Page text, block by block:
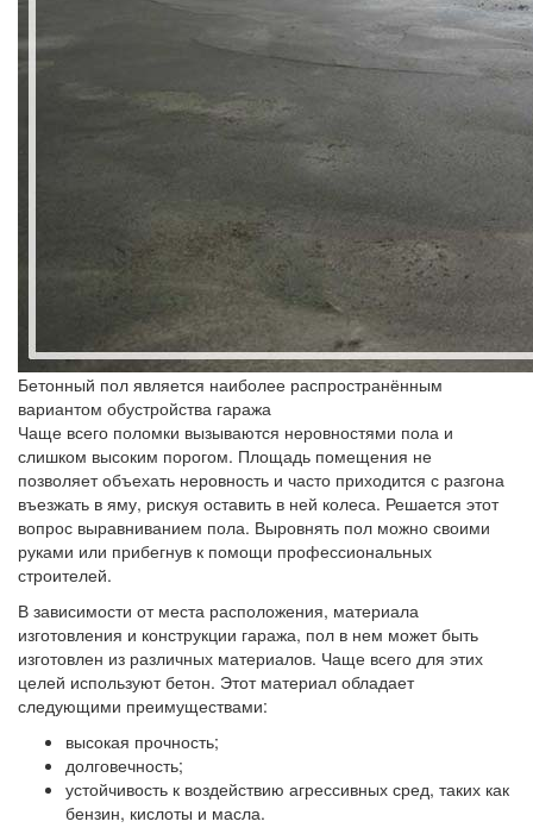
Бетонный пол является наиболее распространённым
вариантом обустройства гаража
Чаще всего поломки вызываются неровностями пола и
слишком высоким порогом. Площадь помещения не
позволяет объехать неровность и часто приходится с разгона
въезжать в яму, рискуя оставить в ней колеса. Решается этот
вопрос выравниванием пола. Выровнять пол можно своими
руками или прибегнув к помощи профессиональных
строителей.
В зависимости от места расположения, материала
изготовления и конструкции гаража, пол в нем может быть
изготовлен из различных материалов. Чаще всего для этих
целей используют бетон. Этот материал обладает
следующими преимуществами:
высокая прочность;
долговечность;
устойчивость к воздействию агрессивных сред, таких как
бензин, кислоты и масла.